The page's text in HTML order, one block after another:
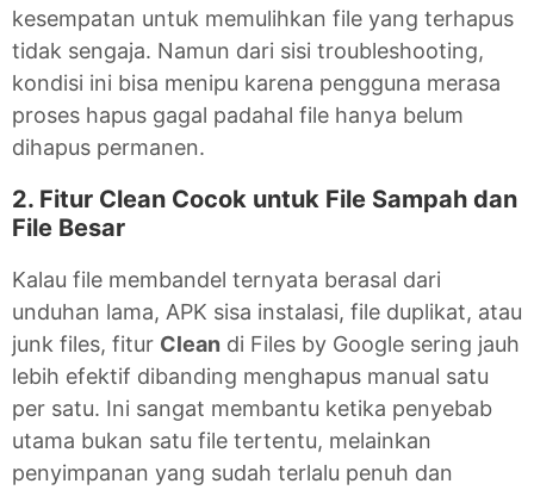
kesempatan untuk memulihkan file yang terhapus
tidak sengaja. Namun dari sisi troubleshooting,
kondisi ini bisa menipu karena pengguna merasa
proses hapus gagal padahal file hanya belum
dihapus permanen.
2. Fitur Clean Cocok untuk File Sampah dan
File Besar
Kalau file membandel ternyata berasal dari
unduhan lama, APK sisa instalasi, file duplikat, atau
junk files, fitur Clean di Files by Google sering jauh
lebih efektif dibanding menghapus manual satu
per satu. Ini sangat membantu ketika penyebab
utama bukan satu file tertentu, melainkan
penyimpanan yang sudah terlalu penuh dan